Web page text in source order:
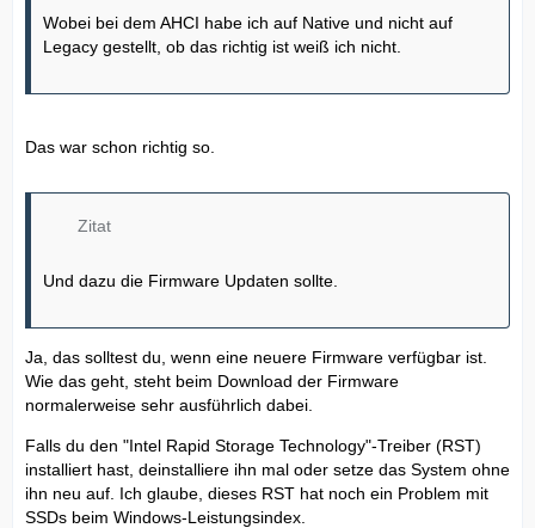
Wobei bei dem AHCI habe ich auf Native und nicht auf
Legacy gestellt, ob das richtig ist weiß ich nicht.
Das war schon richtig so.
Zitat
Und dazu die Firmware Updaten sollte.
Ja, das solltest du, wenn eine neuere Firmware verfügbar ist.
Wie das geht, steht beim Download der Firmware
normalerweise sehr ausführlich dabei.
Falls du den "Intel Rapid Storage Technology"-Treiber (RST)
installiert hast, deinstalliere ihn mal oder setze das System ohne
ihn neu auf. Ich glaube, dieses RST hat noch ein Problem mit
SSDs beim Windows-Leistungsindex.